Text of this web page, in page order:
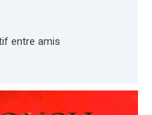
entre amis